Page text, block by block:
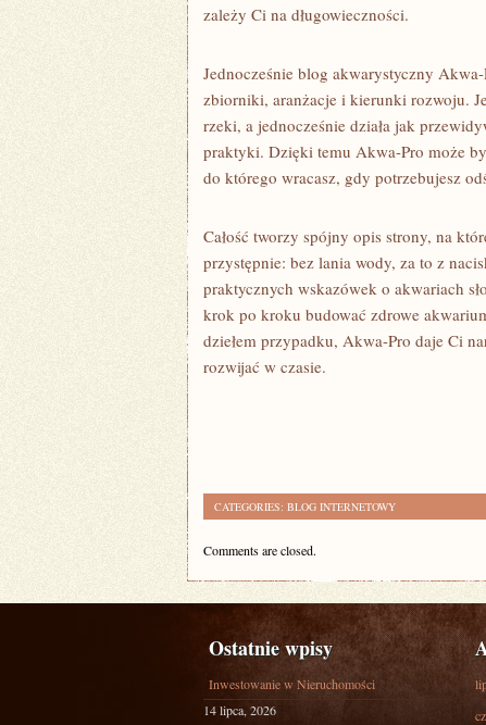
zależy Ci na długowieczności.
Jednocześnie blog akwarystyczny
zbiorniki, aranżacje i kierunki rozwoju.
rzeki, a jednocześnie działa jak
praktyki. Dzięki temu Akwa-Pro może
do którego wracasz, gdy potrzebujesz
Całość tworzy spójny opis strony, na
przystępnie: bez lania wody, za to z
praktycznych wskazówek o akwariach
krok po kroku budować zdrowe
dziełem przypadku, Akwa-Pro daje Ci
rozwijać w czasie.
CATEGORIES: BLOG INTERNETOWY
Comments are closed.
Ostatnie wpisy
Inwestowanie w Nieruchomości
14 lipca, 2026